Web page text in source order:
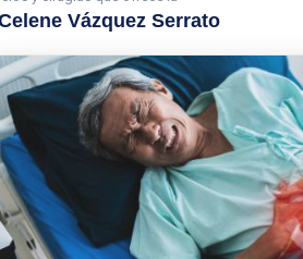
Vázquez Serrato